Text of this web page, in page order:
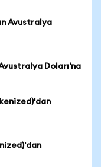
Avustralya
Doları'na